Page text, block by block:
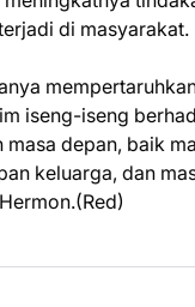
di masyarakat.
iseng-iseng
masa depan, baik
keluarga, dan